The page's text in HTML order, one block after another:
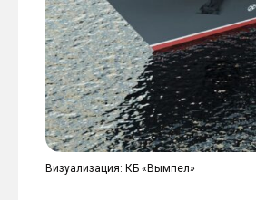
Визуализация: КБ «Вымпел»